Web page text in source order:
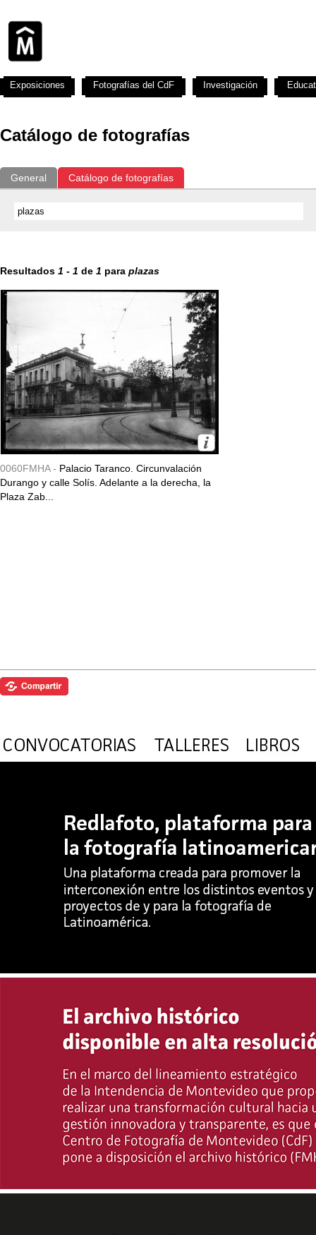
Catálogo de fotografías
General Catálogo de fotografías
Resultados 1 - 1 de 1 para plazas
0060FMHA - Palacio Taranco. Circunvalación
Durango y calle Solís. Adelante a la derecha, la
Plaza Zab...
Exposiciones Fotografías del CdF Investigación